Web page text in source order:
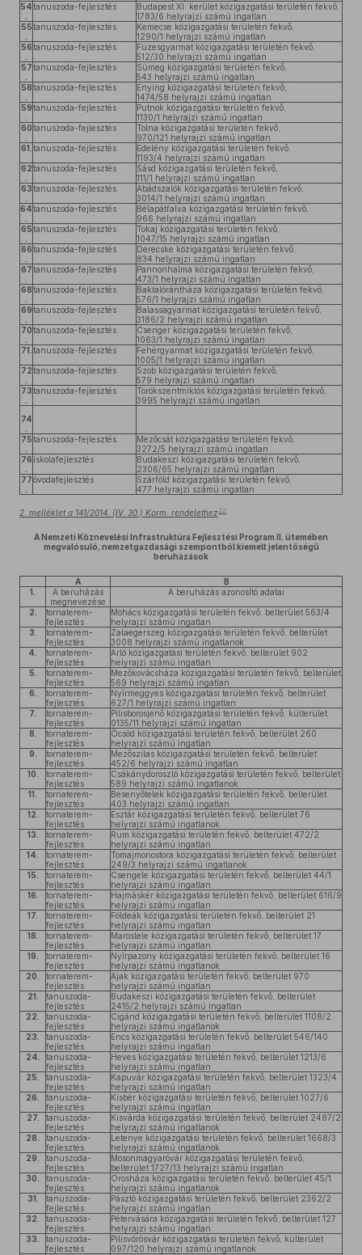
54tanuszoda-fejlesztés
Budapest XI. kerület közigazgatási területén fekvő,
1783/6 helyrajzi számú ingatlan
55tanuszoda-fejlesztés
Kemecse közigazgatási területén fekvő,
1290/1 helyrajzi számú ingatlan
56tanuszoda-fejlesztés
Füzesgyarmat közigazgatási területén fekvő,
512/30 helyrajzi számú ingatlan
57tanuszoda-fejlesztés
Sümeg közigazgatási területén fekvő,
543 helyrajzi számú ingatlan
58tanuszoda-fejlesztés
Enying közigazgatási területén fekvő,
1474/58 helyrajzi számú ingatlan
59tanuszoda-fejlesztés
Putnok közigazgatási területén fekvő,
1130/1 helyrajzi számú ingatlan
60tanuszoda-fejlesztés
Tolna közigazgatási területén fekvő,
970/121 helyrajzi számú ingatlan
61. tanuszoda-fejlesztés
Edelény közigazgatási területén fekvő,
1193/4 helyrajzi számú ingatlan
62tanuszoda-fejlesztés
Sásd közigazgatási területén fekvő,
111/1 helyrajzi számú ingatlan
63tanuszoda-fejlesztés
Abádszalók közigazgatási területén fekvő,
3014/1 helyrajzi számú ingatlan
64tanuszoda-fejlesztés
Bélapátfalva közigazgatási területén fekvő,
966 helyrajzi számú ingatlan
65tanuszoda-fejlesztés
Tokaj közigazgatási területén fekvő,
1047/15 helyrajzi számú ingatlan
66tanuszoda-fejlesztés
Derecske közigazgatási területén fekvő,
834 helyrajzi számú ingatlan
67tanuszoda-fejlesztés
Pannonhalma közigazgatási területén fekvő,
473/1 helyrajzi számú ingatlan
68tanuszoda-fejlesztés
Baktalórántháza közigazgatási területén fekvő,
576/1 helyrajzi számú ingatlan
69tanuszoda-fejlesztés
Balassagyarmat közigazgatási területén fekvő,
3186/2 helyrajzi számú ingatlan
70tanuszoda-fejlesztés
Csenger közigazgatási területén fekvő,
1063/1 helyrajzi számú ingatlan
71. tanuszoda-fejlesztés
Fehérgyarmat közigazgatási területén fekvő,
1005/1 helyrajzi számú ingatlan
72tanuszoda-fejlesztés
Szob közigazgatási területén fekvő,
579 helyrajzi számú ingatlan
73tanuszoda-fejlesztés
Törökszentmiklós közigazgatási területén fekvő,
3995 helyrajzi számú ingatlan
74
75tanuszoda-fejlesztés
Mezőcsát közigazgatási területén fekvő,
3272/5 helyrajzi számú ingatlan
76 iskolafejlesztés
Budakeszi közigazgatási területén fekvő,
2306/65 helyrajzi számú ingatlan
77óvodafejlesztés
Szárföld közigazgatási területén fekvő,
477 helyrajzi számú ingatlan
2. melléklet a 141/2014. (IV. 30.) Korm. rendelethez 22
A Nemzeti Köznevelési Infrastruktúra Fejlesztési Program II. ütemében
megvalósuló, nemzetgazdasági szempontból kiemelt jelentőségű
beruházások
A
B
1.
A beruházás
megnevezése
A beruházás azonosító adatai
2.
tornaterem-
fejlesztés
Mohács közigazgatási területén fekvő, belterület 563/4
helyrajzi számú ingatlan
3.
tornaterem-
fejlesztés
Zalaegerszeg közigazgatási területén fekvő, belterület
3008 helyrajzi számú ingatlanok
4.
tornaterem-
fejlesztés
Arló közigazgatási területén fekvő, belterület 902
helyrajzi számú ingatlan
5.
tornaterem-
fejlesztés
Mezőkovácsháza közigazgatási területén fekvő, belterület
569 helyrajzi számú ingatlan
6.
tornaterem-
fejlesztés
Nyírmeggyes közigazgatási területén fekvő, belterület
627/1 helyrajzi számú ingatlan
7.
tornaterem-
fejlesztés
Pilisborosjenő közigazgatási területén fekvő, külterület
0135/11 helyrajzi számú ingatlan
8.
tornaterem-
fejlesztés
Öcsöd közigazgatási területén fekvő, belterület 260
helyrajzi számú ingatlan
9.
tornaterem-
fejlesztés
Mezőszilas közigazgatási területén fekvő, belterület
452/6 helyrajzi számú ingatlan
10.
tornaterem-
fejlesztés
Csákánydoroszló közigazgatási területén fekvő, belterület
589 helyrajzi számú ingatlanok
11.
tornaterem-
fejlesztés
Besenyőtelek közigazgatási területén fekvő, belterület
403 helyrajzi számú ingatlan
12.
tornaterem-
fejlesztés
Esztár közigazgatási területén fekvő, belterület 76
helyrajzi számú ingatlanok
13.
tornaterem-
fejlesztés
Rum közigazgatási területén fekvő, belterület 472/2
helyrajzi számú ingatlan
14.
tornaterem-
fejlesztés
Tomajmonostora közigazgatási területén fekvő, belterület
249/3 helyrajzi számú ingatlanok
15.
tornaterem-
fejlesztés
Csengele közigazgatási területén fekvő, belterület 44/1
helyrajzi számú ingatlan
16.
tornaterem-
fejlesztés
Hajmáskér közigazgatási területén fekvő, belterület 616/9
helyrajzi számú ingatlan
17.
tornaterem-
fejlesztés
Földeák közigazgatási területén fekvő, belterület 21
helyrajzi számú ingatlan
18.
tornaterem-
fejlesztés
Maroslele közigazgatási területén fekvő, belterület 17
helyrajzi számú ingatlan
19.
tornaterem-
fejlesztés
Nyírpazony közigazgatási területén fekvő, belterület 16
helyrajzi számú ingatlanok
20.
tornaterem-
fejlesztés
Ajak közigazgatási területén fekvő, belterület 970
helyrajzi számú ingatlan
21.
tanuszoda-
fejlesztés
Budakeszi közigazgatási területén fekvő, belterület
2415/2 helyrajzi számú ingatlan
22.
tanuszoda-
fejlesztés
Cigánd közigazgatási területén fekvő, belterület 1108/2
helyrajzi számú ingatlanok
23.
tanuszoda-
fejlesztés
Encs közigazgatási területén fekvő, belterület 546/140
helyrajzi számú ingatlan
24.
tanuszoda-
fejlesztés
Heves közigazgatási területén fekvő, belterület 1213/6
helyrajzi számú ingatlan
25.
tanuszoda-
fejlesztés
Kapuvár közigazgatási területén fekvő, belterület 1323/4
helyrajzi számú ingatlan
26.
tanuszoda-
fejlesztés
Kisbér közigazgatási területén fekvő, belterület 1027/6
helyrajzi számú ingatlan
27.
tanuszoda-
fejlesztés
Kisvárda közigazgatási területén fekvő, belterület 2487/2
helyrajzi számú ingatlanok
28.
tanuszoda-
fejlesztés
Letenye közigazgatási területén fekvő, belterület 1668/3
helyrajzi számú ingatlanok
29.
tanuszoda-
fejlesztés
Mosonmagyaróvár közigazgatási területén fekvő,
belterület 1727/13 helyrajzi számú ingatlan
30.
tanuszoda-
fejlesztés
Orosháza közigazgatási területén fekvő, belterület 45/1
helyrajzi számú ingatlanok
31.
tanuszoda-
fejlesztés
Pásztó közigazgatási területén fekvő, belterület 2362/2
helyrajzi számú ingatlan
32.
tanuszoda-
fejlesztés
Pétervására közigazgatási területén fekvő, belterület 127
helyrajzi számú ingatlan
33.
tanuszoda-
fejlesztés
Pilisvörösvár közigazgatási területén fekvő, külterület
097/120 helyrajzi számú ingatlanok